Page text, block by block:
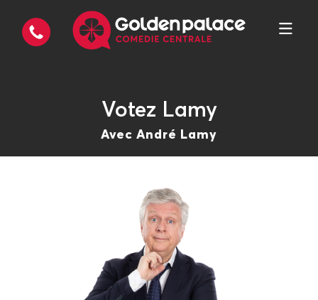
Votez Lamy
Avec André Lamy